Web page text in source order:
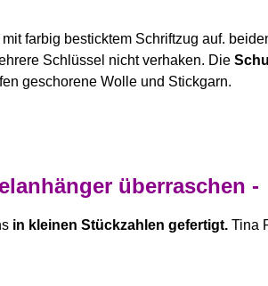
farbig besticktem Schriftzug auf.
Schlüssel nicht verhaken. Die
geschorene Wolle und Stickgarn.
überraschen -
in kleinen Stückzahlen gefertigt. Tina